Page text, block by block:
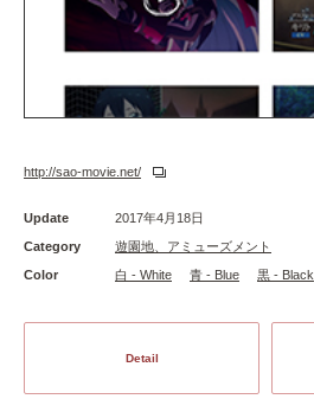
http://sao-movie.net/
Update
2017年4月18日
Category
遊園地、アミューズメント
Color
白 - White 青 - Blue 黒 - Black
Detail